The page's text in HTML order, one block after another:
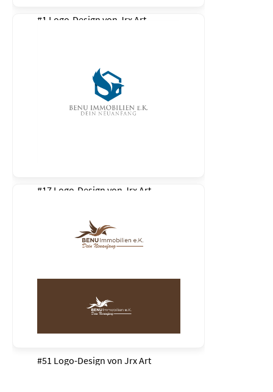
#1 Logo-Design von Jrx Art
#17 Logo-Design von Jrx Art
#51 Logo-Design von Jrx Art